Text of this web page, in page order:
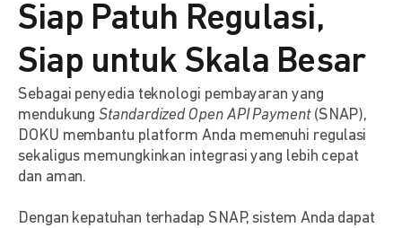
Siap Patuh Regulasi,
Siap untuk Skala Besar
Sebagai penyedia teknologi pembayaran yang
mendukungStandardized Open API Payment(SNAP),
DOKU membantu platform Anda memenuhi regulasi
sekaligus memungkinkan integrasi yang lebih cepat
dan aman.
Dengan kepatuhan terhadap SNAP, sistem Anda dapat